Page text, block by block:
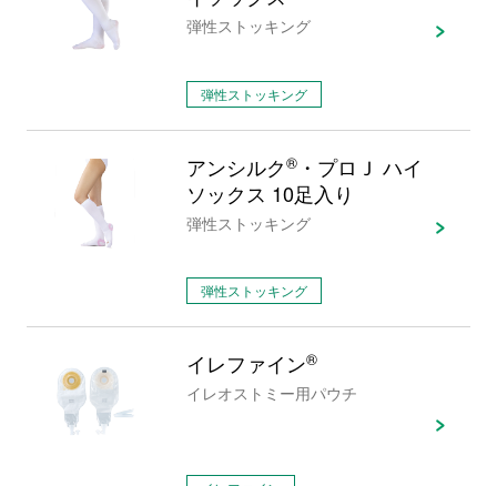
弾性ストッキング
弾性ストッキング
アンシルク®・プロＪ ハイ
ソックス 10足入り
弾性ストッキング
弾性ストッキング
イレファイン®
イレオストミー用パウチ